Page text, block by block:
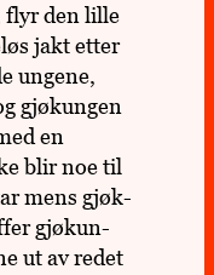
flyr den lille
jakt etter
ungene,
gjøk­un­gen
en
blir noe til
mens gjøk­
gjøk­un­
ut av redet